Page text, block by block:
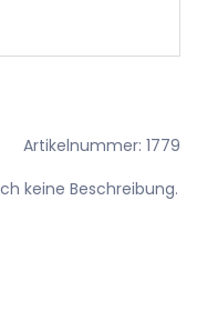
Artikelnummer: 1779
keine Beschreibung.